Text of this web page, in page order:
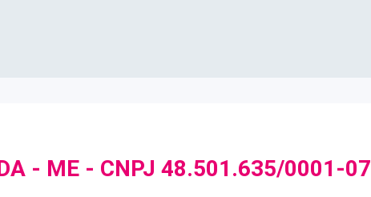
- ME - CNPJ 48.501.635/0001-07